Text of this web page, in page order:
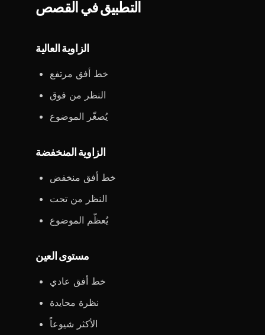
التطبيق في القصص
الزاوية العالية
خط أفق مرتفع
النظر من فوق
يُصغّر الموضوع
الزاوية المنخفضة
خط أفق منخفض
النظر من تحت
يُعظّم الموضوع
مستوى العين
خط أفق عادي
نظرة محايدة
الأكثر شيوعاً